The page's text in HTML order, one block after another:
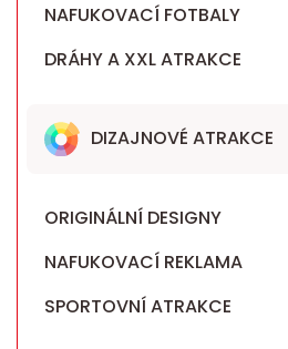
NAFUKOVACÍ FOTBALY
DRÁHY A XXL ATRAKCE
DIZAJNOVÉ ATRAKCE
ORIGINÁLNÍ DESIGNY
NAFUKOVACÍ REKLAMA
SPORTOVNÍ ATRAKCE